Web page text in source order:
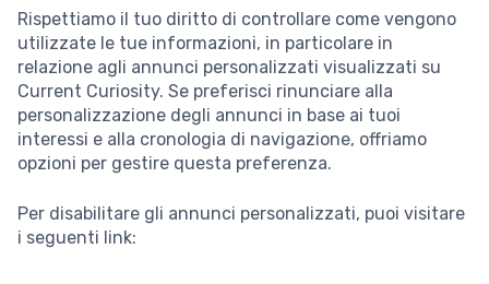
Rispettiamo il tuo diritto di controllare come vengono
utilizzate le tue informazioni, in particolare in
relazione agli annunci personalizzati visualizzati su
Current Curiosity. Se preferisci rinunciare alla
personalizzazione degli annunci in base ai tuoi
interessi e alla cronologia di navigazione, offriamo
opzioni per gestire questa preferenza.
Per disabilitare gli annunci personalizzati, puoi visitare
i seguenti link: